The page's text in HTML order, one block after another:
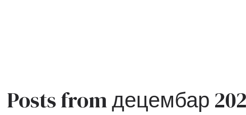
Posts from децембар